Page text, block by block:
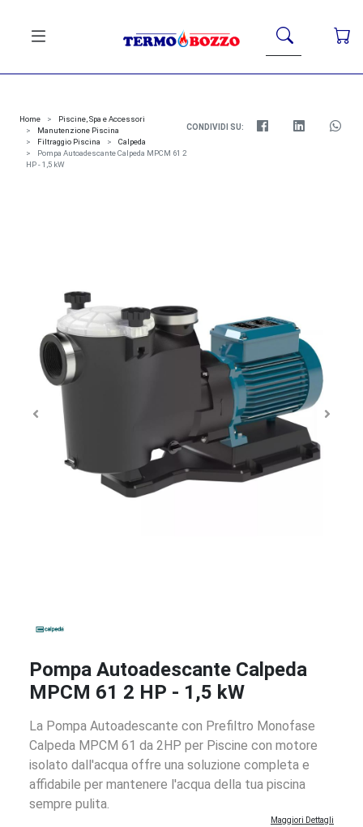
Home
Piscine, Spa e Accessori
Manutenzione Piscina
Filtraggio Piscina
Calpeda
Pompa Autoadescante Calpeda MPCM 61 2
HP - 1,5 kW
CONDIVIDI SU:
Pompa Autoadescante Calpeda
MPCM 61 2 HP - 1,5 kW
La Pompa Autoadescante con Prefiltro Monofase
Calpeda MPCM 61 da 2HP per Piscine con motore
isolato dall'acqua offre una soluzione completa e
affidabile per mantenere l'acqua della tua piscina
sempre pulita.
Maggiori Dettagli